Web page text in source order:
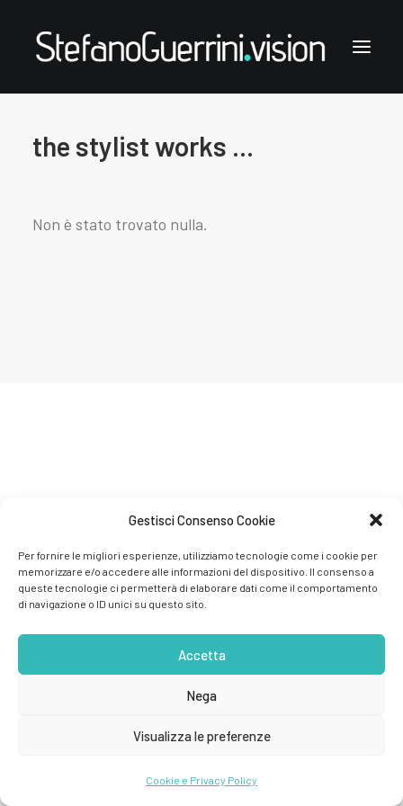
Gestisci Consenso Cookie
Per fornire le migliori esperienze, utilizziamo tecnologie come i cookie per
memorizzare e/o accedere alle informazioni del dispositivo. Il consenso a
queste tecnologie ci permetterà di elaborare dati come il comportamento
di navigazione o ID unici su questo sito.
Accetta
Nega
Visualizza le preferenze
Cookie e Privacy Policy
Stefano Guerrini
the style notes
the stylist works ...
Non è stato trovato nulla.